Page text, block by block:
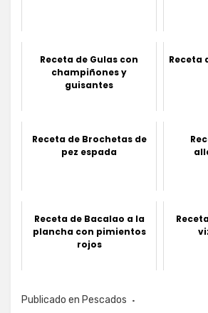
Receta de Gulas con
champiñones y
guisantes
Receta
Receta de Brochetas de
pez espada
Receta de Bacalao a la
plancha con pimientos
rojos
Publicado en Pescados